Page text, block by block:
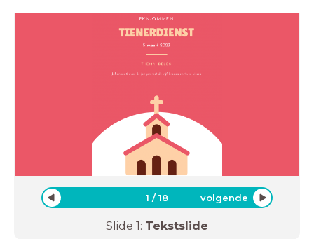
1 /18 volgende
Slide 1: Tekstslide